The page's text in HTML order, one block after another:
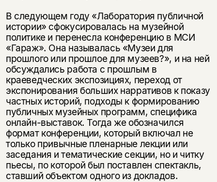
В следующем году «Лаборатория публичной
истории» сфокусировалась на музейной
политике и перенесла конференцию в МСИ
«Гараж». Она называлась «Музеи для
прошлого или прошлое для музеев?», и на ней
обсуждались работа с прошлым в
краеведческих экспозициях, переход от
экспонирования больших нарративов к показу
частных историй, подходы к формированию
публичных музейных программ, специфика
онлайн-выставок. Тогда же обозначился
формат конференции, который включал не
только привычные пленарные лекции или
заседания и тематические секции, но и читку
пьесы, по которой был поставлен спектакль,
ставший объектом одного из докладов.